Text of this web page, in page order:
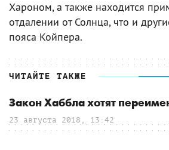
Хароном, а также находится
отдалении от Солнца, что и
пояса Койпера.
ЧИТАЙТЕ ТАКЖЕ
Закон Хаббла хотят
23 августа 2018, 13:42